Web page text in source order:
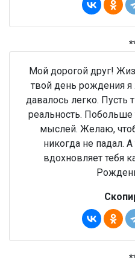
Мой дорогой друг!
твой день рождения
давалось легко. Пусть
реальность. Побольше
мыслей. Желаю,
никогда не падал.
вдохновляет тебя